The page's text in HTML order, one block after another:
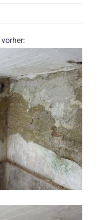
vorher: